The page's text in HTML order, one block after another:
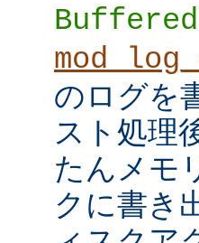
のログを
スト処理
たんメモ
クに書き